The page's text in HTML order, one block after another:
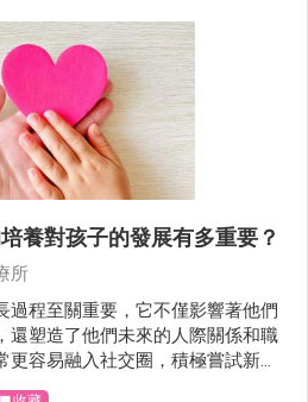
養對孩子的發展有多重要？
所
過程至關重要，它不僅影響著他們
還塑造了他們未來的人際關係和職
容易融入社交圈，積極嘗試新事
面對挑戰。相反，缺乏自信的孩子